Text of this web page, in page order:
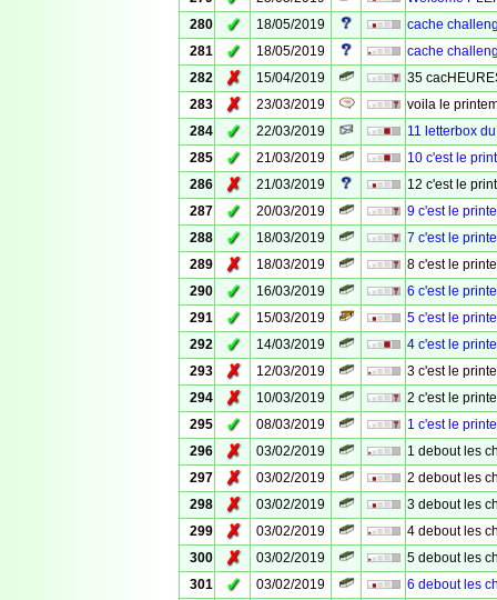
280
✓ 18/05/2019
cache
281
✓ 18/05/2019
cache
282
✗ 15/04/2019
35
283
✗ 23/03/2019
voila le
284
✓ 22/03/2019
11 letterbox
285
✓ 21/03/2019
10 c'est le
286
✗ 21/03/2019
12 c'est le
287
✓ 20/03/2019
9 c'est le
288
✓ 18/03/2019
7 c'est le
289
✗ 18/03/2019
8 c'est le
290
✓ 16/03/2019
6 c'est le
291
✓ 15/03/2019
5 c'est le
292
✓ 14/03/2019
4 c'est le
293
✗ 12/03/2019
3 c'est le
294
✗ 10/03/2019
2 c'est le
295
✓ 08/03/2019
1 c'est le
296
✗ 03/02/2019
1 debout les
297
✗ 03/02/2019
2 debout les
298
✗ 03/02/2019
3 debout les
299
✗ 03/02/2019
4 debout les
300
✗ 03/02/2019
5 debout les
301
✓ 03/02/2019
6 debout les